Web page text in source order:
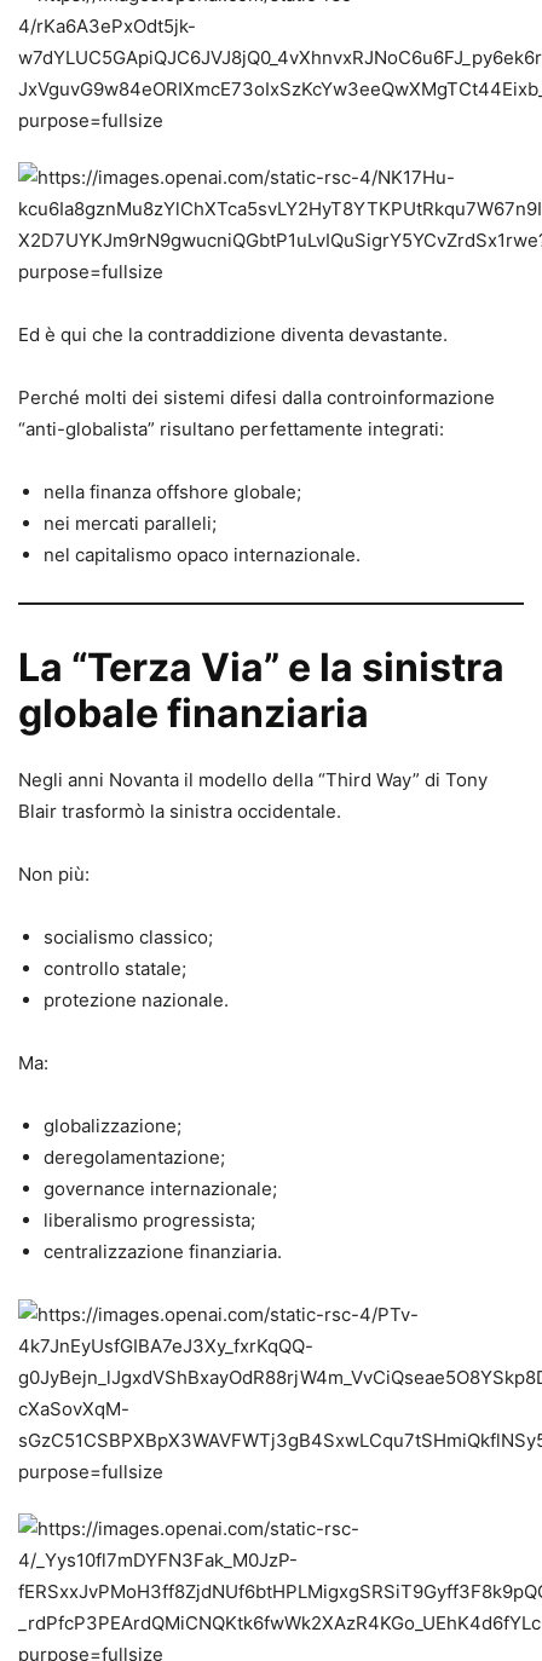
Ed è qui che la contraddizione diventa devastante.
Perché molti dei sistemi difesi dalla controinformazione
“anti-globalista” risultano perfettamente integrati:
nella finanza offshore globale;
nei mercati paralleli;
nel capitalismo opaco internazionale.
La “Terza Via” e la sinistra
globale finanziaria
Negli anni Novanta il modello della “Third Way” di Tony
Blair trasformò la sinistra occidentale.
Non più:
socialismo classico;
controllo statale;
protezione nazionale.
Ma:
globalizzazione;
deregolamentazione;
governance internazionale;
liberalismo progressista;
centralizzazione finanziaria.